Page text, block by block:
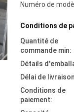
Numéro de
Conditions de
Quantité de
commande min:
Détails
Délai de
Conditions de
paiement: